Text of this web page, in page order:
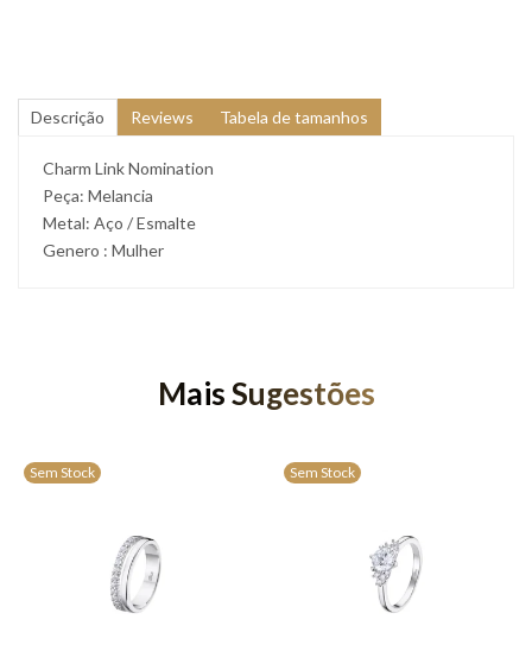
Descrição Reviews Tabela de tamanhos
Charm Link Nomination
Peça: Melancia
Metal: Aço / Esmalte
Genero : Mulher
Mais Sugestões
Sem Stock Sem Stock